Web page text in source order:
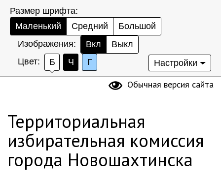
Размер шрифта:
Маленький
Средний
Большой
Изображения:
Вкл
Выкл
Цвет:
Б Ч Г Настройки
Обычная версия сайта
Территориальная
избирательная комиссия
города Новошахтинска